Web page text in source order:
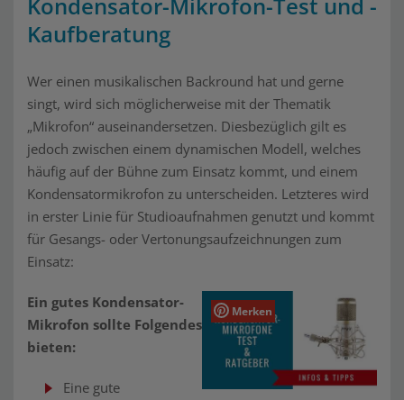
Kaufberatung
Wer einen musikalischen Backround hat und gerne
singt, wird sich möglicherweise mit der Thematik
„Mikrofon“ auseinandersetzen. Diesbezüglich gilt es
jedoch zwischen einem dynamischen Modell, welches
häufig auf der Bühne zum Einsatz kommt, und einem
Kondensatormikrofon zu unterscheiden. Letzteres wird
in erster Linie für Studioaufnahmen genutzt und kommt
für Gesangs- oder Vertonungsaufzeichnungen zum
Einsatz:
Merken
Ein gutes Kondensator-
Mikrofon sollte Folgendes
bieten:
Eine gute